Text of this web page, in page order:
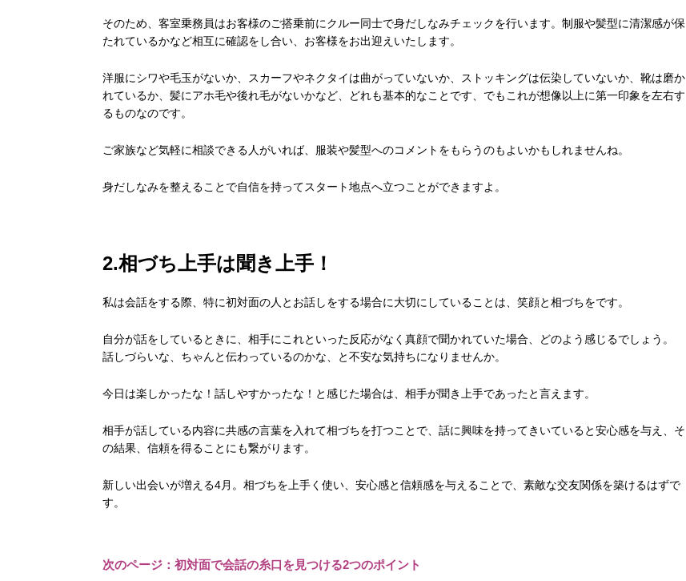
そのため、客室乗務員はお客様のご搭乗前にクルー同士で身だしなみチェックを行います。制服や髪型に清潔感が保
たれているかなど相互に確認をし合い、お客様をお出迎えいたします。
洋服にシワや毛玉がないか、スカーフやネクタイは曲がっていないか、ストッキングは伝染していないか、靴は磨か
れているか、髪にアホ毛や後れ毛がないかなど、どれも基本的なことです、でもこれが想像以上に第一印象を左右す
るものなのです。
ご家族など気軽に相談できる人がいれば、服装や髪型へのコメントをもらうのもよいかもしれませんね。
身だしなみを整えることで自信を持ってスタート地点へ立つことができますよ。
2.相づち上手は聞き上手！
私は会話をする際、特に初対面の人とお話しをする場合に大切にしていることは、笑顔と相づちをです。
自分が話をしているときに、相手にこれといった反応がなく真顔で聞かれていた場合、どのよう感じるでしょう。
話しづらいな、ちゃんと伝わっているのかな、と不安な気持ちになりませんか。
今日は楽しかったな！話しやすかったな！と感じた場合は、相手が聞き上手であったと言えます。
相手が話している内容に共感の言葉を入れて相づちを打つことで、話に興味を持ってきいていると安心感を与え、そ
の結果、信頼を得ることにも繋がります。
新しい出会いが増える4月。相づちを上手く使い、安心感と信頼感を与えることで、素敵な交友関係を築けるはずで
す。
次のページ：初対面で会話の糸口を見つける2つのポイント